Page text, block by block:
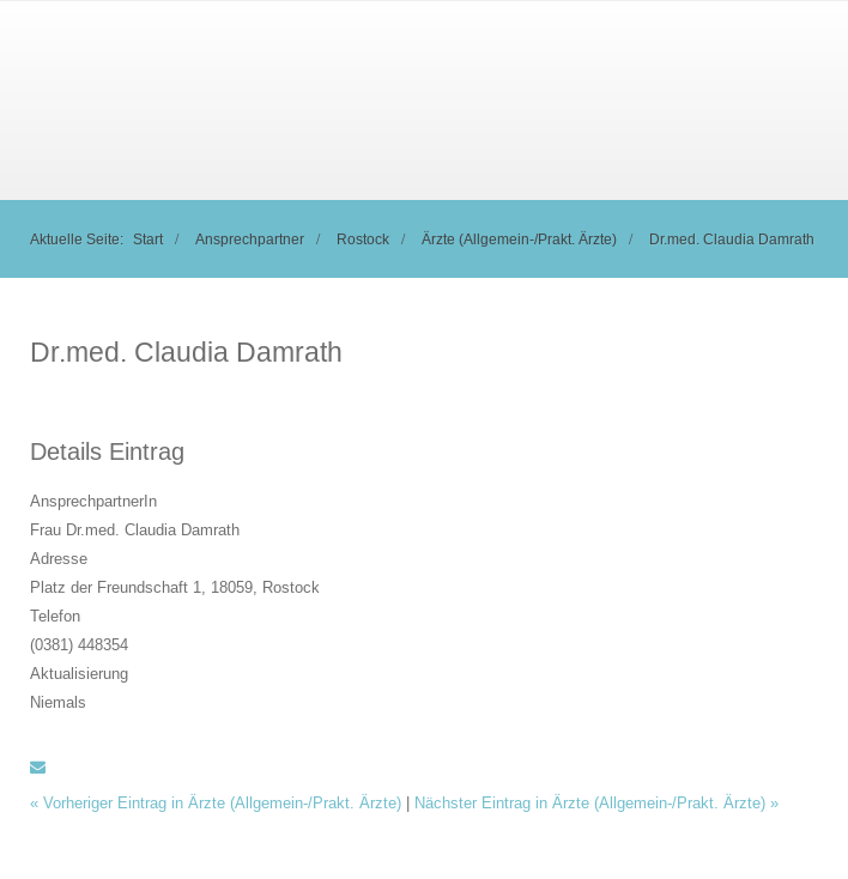
Aktuelle Seite: Start Ansprechpartner Rostock Ärzte (Allgemein-/Prakt. Ärzte) Dr.med. Claudia Damrath
Dr.med. Claudia Damrath
Details Eintrag
AnsprechpartnerIn
Frau Dr.med. Claudia Damrath
Adresse
Platz der Freundschaft 1, 18059, Rostock
Telefon
(0381) 448354
Aktualisierung
Niemals
« Vorheriger Eintrag in Ärzte (Allgemein-/Prakt. Ärzte) | Nächster Eintrag in Ärzte (Allgemein-/Prakt. Ärzte) »